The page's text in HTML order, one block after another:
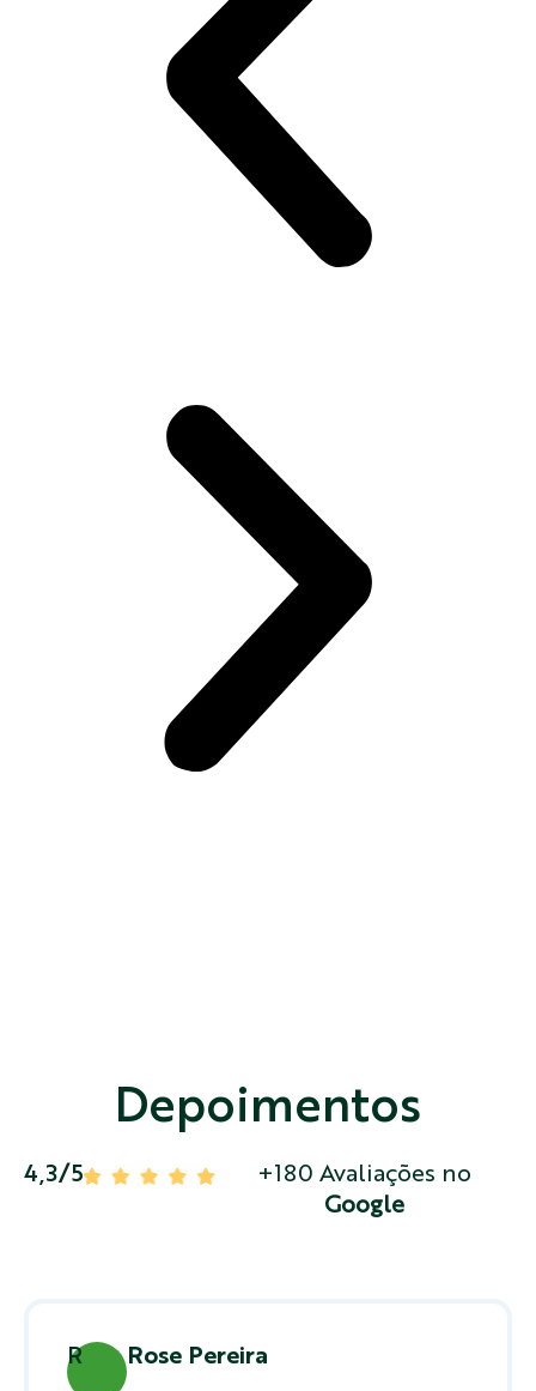
Depoimentos
4,3/5
+180 Avaliações no
Google
R Rose Pereira